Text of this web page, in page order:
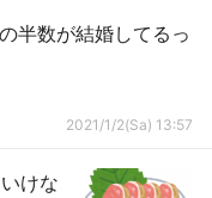
半数が結婚してるっ
2021/1/2(Sa) 13:57
けな